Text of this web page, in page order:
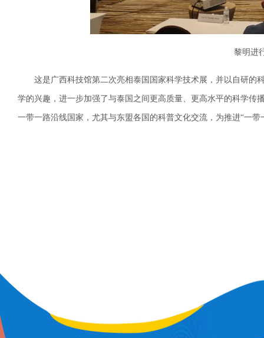
黎明进
这是广西科技馆第二次亮相泰国国家科学技术展，并以自研的
学的兴趣，进一步加强了与泰国之间更高质量、更高水平的科学
一带一路沿线国家，尤其与东盟各国的科普文化交流，为推进“一